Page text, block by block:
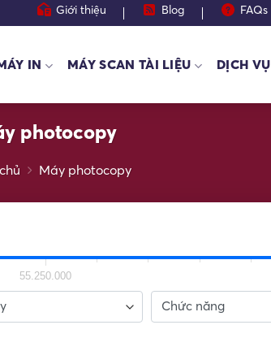
Giới thiệu Blog FAQs
IN MÁY SCAN TÀI LIỆU DỊCH VỤ
photocopy
Máy photocopy
55.250.000